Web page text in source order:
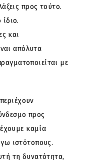
προς τούτο.
και
απόλυτα
με
προς
καμία
ιστότοπους.
τη δυνατότητα,